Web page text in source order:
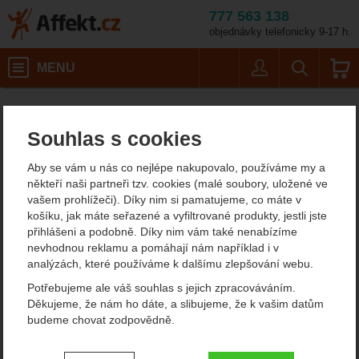
Souhlas s cookies
Aby se vám u nás co nejlépe nakupovalo, používáme my a
někteří naši partneři tzv. cookies (malé soubory, uložené ve
vašem prohlížeči). Díky nim si pamatujeme, co máte v
košíku, jak máte seřazené a vyfiltrované produkty, jestli jste
přihlášeni a podobně. Díky nim vám také nenabízíme
nevhodnou reklamu a pomáhají nám například i v
analýzách, které používáme k dalšímu zlepšování webu.
Potřebujeme ale váš souhlas s jejich zpracováváním.
Děkujeme, že nám ho dáte, a slibujeme, že k vašim datům
budeme chovat zodpovědně.
Nastavení souhlasů s kategoriemi
777 563 138
objednávky telefonicky 9-17 h.
MENU
Barva: cetacean blue
Osprey Stratos 44
turistický batoh
Fotografie